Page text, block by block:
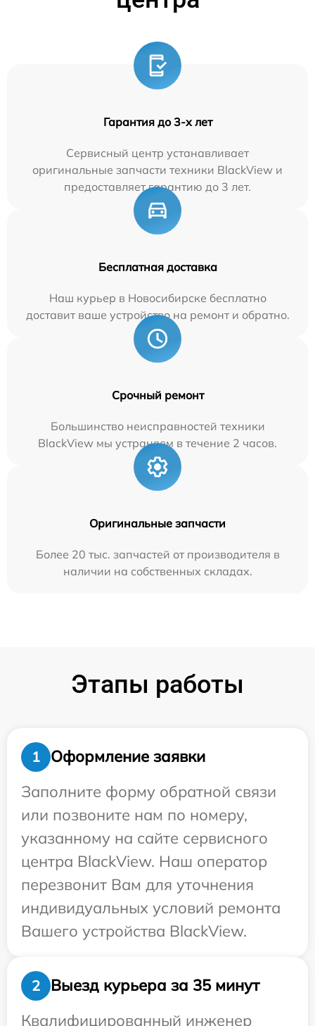
Гарантия до 3-х лет
Сервисный центр устанавливает
оригинальные запчасти техники BlackView и
предоставляет гарантию до 3 лет.
Бесплатная доставка
Наш курьер в Новосибирске бесплатно
доставит ваше устройство на ремонт и обратно.
Срочный ремонт
Большинство неисправностей техники
BlackView мы устраняем в течение 2 часов.
Оригинальные запчасти
Более 20 тыс. запчастей от производителя в
наличии на собственных складах.
Этапы работы
1
Оформление заявки
Заполните форму обратной связи
или позвоните нам по номеру,
указанному на сайте сервисного
центра BlackView. Наш оператор
перезвонит Вам для уточнения
индивидуальных условий ремонта
Вашего устройства BlackView.
2
Выезд курьера за 35 минут
Квалифицированный инженер